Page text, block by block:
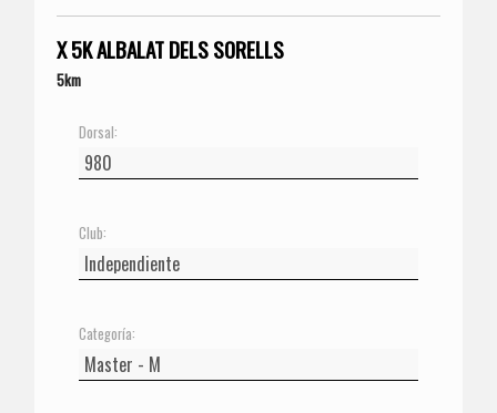
X 5K ALBALAT DELS SORELLS
5km
Dorsal:
Club:
Categoría: